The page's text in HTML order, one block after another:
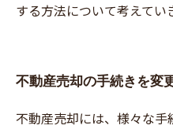
する方法について考えてい
不動産売却の手続きを変
不動産売却には、様々な手